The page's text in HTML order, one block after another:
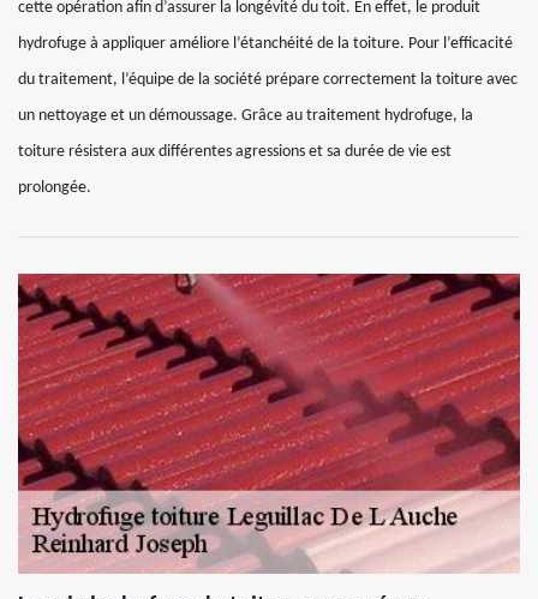
cette opération afin d’assurer la longévité du toit. En effet, le produit
hydrofuge à appliquer améliore l’étanchéité de la toiture. Pour l’efficacité
du traitement, l’équipe de la société prépare correctement la toiture avec
un nettoyage et un démoussage. Grâce au traitement hydrofuge, la
toiture résistera aux différentes agressions et sa durée de vie est
prolongée.